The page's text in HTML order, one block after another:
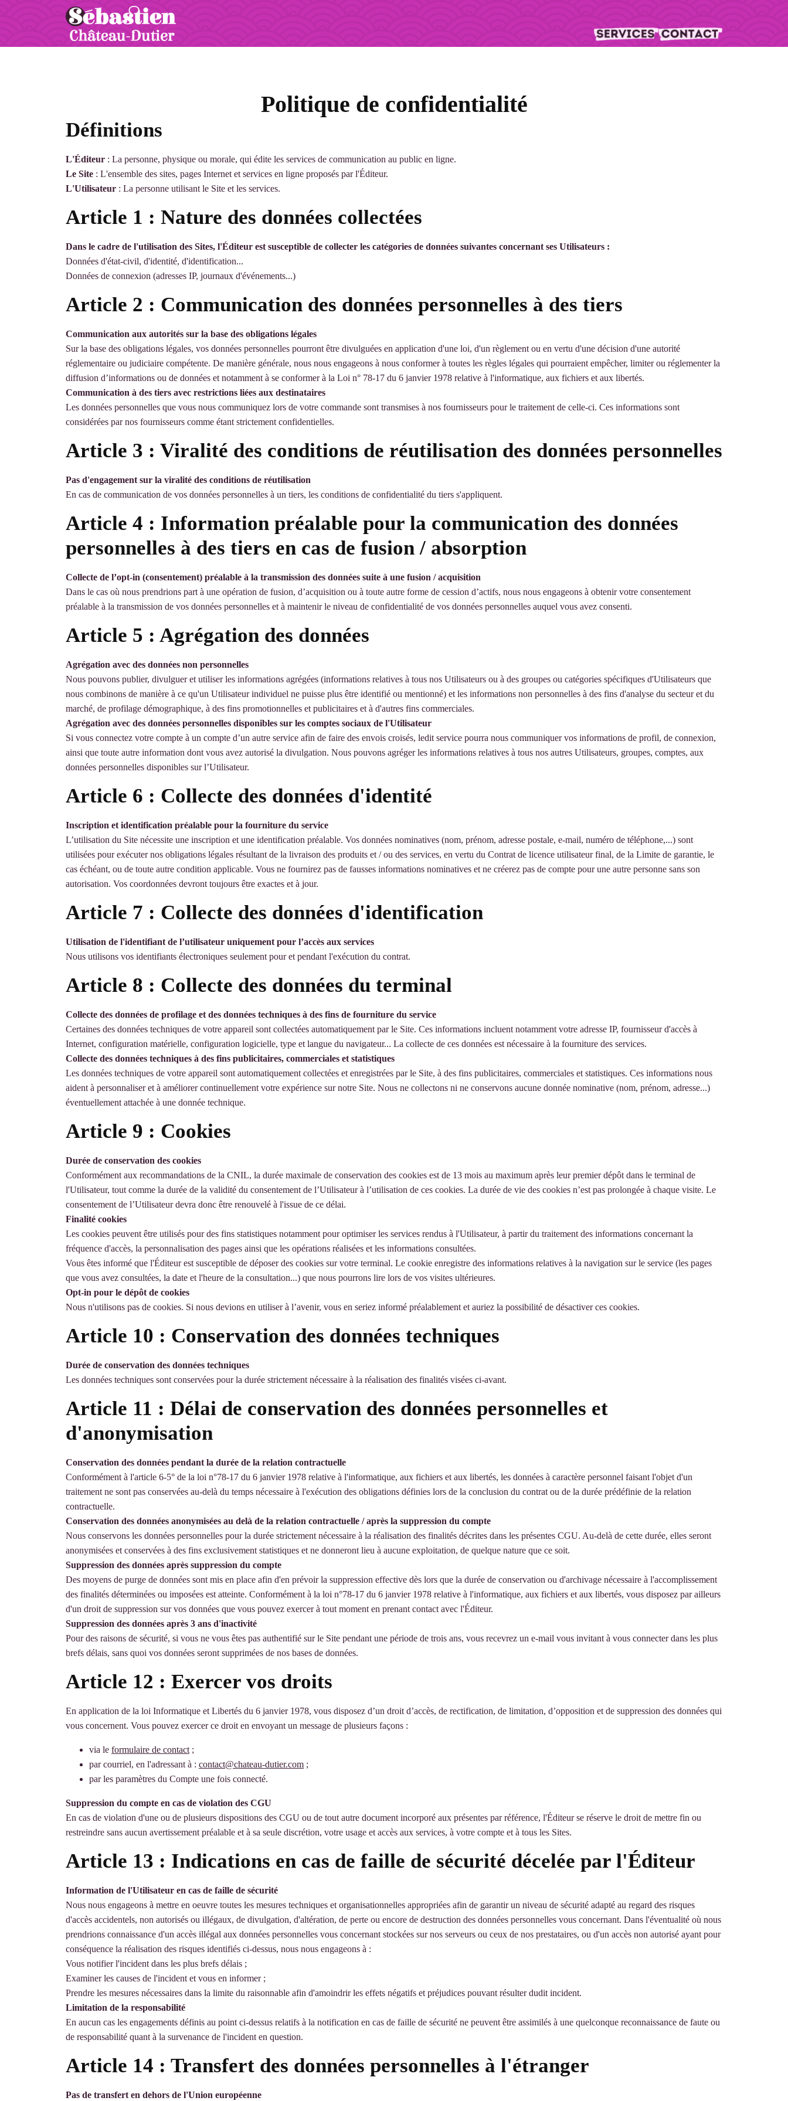
Politique de confidentialité
Définitions
L'Éditeur : La personne, physique ou morale, qui édite les services de communication au public en ligne.
Le Site : L'ensemble des sites, pages Internet et services en ligne proposés par l'Éditeur.
L'Utilisateur : La personne utilisant le Site et les services.
Article 1 : Nature des données collectées
Dans le cadre de l'utilisation des Sites, l'Éditeur est susceptible de collecter les catégories de données suivantes concernant ses Utilisateurs :
Données d'état-civil, d'identité, d'identification...
Données de connexion (adresses IP, journaux d'événements...)
Article 2 : Communication des données personnelles à des tiers
Communication aux autorités sur la base des obligations légales
Sur la base des obligations légales, vos données personnelles pourront être divulguées en application d'une loi, d'un règlement ou en vertu d'une décision d'une autorité
réglementaire ou judiciaire compétente. De manière générale, nous nous engageons à nous conformer à toutes les règles légales qui pourraient empêcher, limiter ou réglementer la
diffusion d’informations ou de données et notamment à se conformer à la Loi n° 78-17 du 6 janvier 1978 relative à l'informatique, aux fichiers et aux libertés.
Communication à des tiers avec restrictions liées aux destinataires
Les données personnelles que vous nous communiquez lors de votre commande sont transmises à nos fournisseurs pour le traitement de celle-ci. Ces informations sont
considérées par nos fournisseurs comme étant strictement confidentielles.
Article 3 : Viralité des conditions de réutilisation des données personnelles
Pas d'engagement sur la viralité des conditions de réutilisation
En cas de communication de vos données personnelles à un tiers, les conditions de confidentialité du tiers s'appliquent.
Article 4 : Information préalable pour la communication des données
personnelles à des tiers en cas de fusion / absorption
Collecte de l’opt-in (consentement) préalable à la transmission des données suite à une fusion / acquisition
Dans le cas où nous prendrions part à une opération de fusion, d’acquisition ou à toute autre forme de cession d’actifs, nous nous engageons à obtenir votre consentement
préalable à la transmission de vos données personnelles et à maintenir le niveau de confidentialité de vos données personnelles auquel vous avez consenti.
Article 5 : Agrégation des données
Agrégation avec des données non personnelles
Nous pouvons publier, divulguer et utiliser les informations agrégées (informations relatives à tous nos Utilisateurs ou à des groupes ou catégories spécifiques d'Utilisateurs que
nous combinons de manière à ce qu'un Utilisateur individuel ne puisse plus être identifié ou mentionné) et les informations non personnelles à des fins d'analyse du secteur et du
marché, de profilage démographique, à des fins promotionnelles et publicitaires et à d'autres fins commerciales.
Agrégation avec des données personnelles disponibles sur les comptes sociaux de l'Utilisateur
Si vous connectez votre compte à un compte d’un autre service afin de faire des envois croisés, ledit service pourra nous communiquer vos informations de profil, de connexion,
ainsi que toute autre information dont vous avez autorisé la divulgation. Nous pouvons agréger les informations relatives à tous nos autres Utilisateurs, groupes, comptes, aux
données personnelles disponibles sur l’Utilisateur.
Article 6 : Collecte des données d'identité
Inscription et identification préalable pour la fourniture du service
L’utilisation du Site nécessite une inscription et une identification préalable. Vos données nominatives (nom, prénom, adresse postale, e-mail, numéro de téléphone,...) sont
utilisées pour exécuter nos obligations légales résultant de la livraison des produits et / ou des services, en vertu du Contrat de licence utilisateur final, de la Limite de garantie, le
cas échéant, ou de toute autre condition applicable. Vous ne fournirez pas de fausses informations nominatives et ne créerez pas de compte pour une autre personne sans son
autorisation. Vos coordonnées devront toujours être exactes et à jour.
Article 7 : Collecte des données d'identification
Utilisation de l'identifiant de l’utilisateur uniquement pour l’accès aux services
Nous utilisons vos identifiants électroniques seulement pour et pendant l'exécution du contrat.
Article 8 : Collecte des données du terminal
Collecte des données de profilage et des données techniques à des fins de fourniture du service
Certaines des données techniques de votre appareil sont collectées automatiquement par le Site. Ces informations incluent notamment votre adresse IP, fournisseur d'accès à
Internet, configuration matérielle, configuration logicielle, type et langue du navigateur... La collecte de ces données est nécessaire à la fourniture des services.
Collecte des données techniques à des fins publicitaires, commerciales et statistiques
Les données techniques de votre appareil sont automatiquement collectées et enregistrées par le Site, à des fins publicitaires, commerciales et statistiques. Ces informations nous
aident à personnaliser et à améliorer continuellement votre expérience sur notre Site. Nous ne collectons ni ne conservons aucune donnée nominative (nom, prénom, adresse...)
éventuellement attachée à une donnée technique.
Article 9 : Cookies
Durée de conservation des cookies
Conformément aux recommandations de la CNIL, la durée maximale de conservation des cookies est de 13 mois au maximum après leur premier dépôt dans le terminal de
l'Utilisateur, tout comme la durée de la validité du consentement de l’Utilisateur à l’utilisation de ces cookies. La durée de vie des cookies n’est pas prolongée à chaque visite. Le
consentement de l’Utilisateur devra donc être renouvelé à l'issue de ce délai.
Finalité cookies
Les cookies peuvent être utilisés pour des fins statistiques notamment pour optimiser les services rendus à l'Utilisateur, à partir du traitement des informations concernant la
fréquence d'accès, la personnalisation des pages ainsi que les opérations réalisées et les informations consultées.
Vous êtes informé que l'Éditeur est susceptible de déposer des cookies sur votre terminal. Le cookie enregistre des informations relatives à la navigation sur le service (les pages
que vous avez consultées, la date et l'heure de la consultation...) que nous pourrons lire lors de vos visites ultérieures.
Opt-in pour le dépôt de cookies
Nous n'utilisons pas de cookies. Si nous devions en utiliser à l’avenir, vous en seriez informé préalablement et auriez la possibilité de désactiver ces cookies.
Article 10 : Conservation des données techniques
Durée de conservation des données techniques
Les données techniques sont conservées pour la durée strictement nécessaire à la réalisation des finalités visées ci-avant.
Article 11 : Délai de conservation des données personnelles et
d'anonymisation
Conservation des données pendant la durée de la relation contractuelle
Conformément à l'article 6-5° de la loi n°78-17 du 6 janvier 1978 relative à l'informatique, aux fichiers et aux libertés, les données à caractère personnel faisant l'objet d'un
traitement ne sont pas conservées au-delà du temps nécessaire à l'exécution des obligations définies lors de la conclusion du contrat ou de la durée prédéfinie de la relation
contractuelle.
Conservation des données anonymisées au delà de la relation contractuelle / après la suppression du compte
Nous conservons les données personnelles pour la durée strictement nécessaire à la réalisation des finalités décrites dans les présentes CGU. Au-delà de cette durée, elles seront
anonymisées et conservées à des fins exclusivement statistiques et ne donneront lieu à aucune exploitation, de quelque nature que ce soit.
Suppression des données après suppression du compte
Des moyens de purge de données sont mis en place afin d'en prévoir la suppression effective dès lors que la durée de conservation ou d'archivage nécessaire à l'accomplissement
des finalités déterminées ou imposées est atteinte. Conformément à la loi n°78-17 du 6 janvier 1978 relative à l'informatique, aux fichiers et aux libertés, vous disposez par ailleurs
d'un droit de suppression sur vos données que vous pouvez exercer à tout moment en prenant contact avec l'Éditeur.
Suppression des données après 3 ans d'inactivité
Pour des raisons de sécurité, si vous ne vous êtes pas authentifié sur le Site pendant une période de trois ans, vous recevrez un e-mail vous invitant à vous connecter dans les plus
brefs délais, sans quoi vos données seront supprimées de nos bases de données.
Article 12 : Exercer vos droits
En application de la loi Informatique et Libertés du 6 janvier 1978, vous disposez d’un droit d’accès, de rectification, de limitation, d’opposition et de suppression des données qui
vous concernent. Vous pouvez exercer ce droit en envoyant un message de plusieurs façons :
via le formulaire de contact ;
par courriel, en l'adressant à : contact@chateau-dutier.com ;
par les paramètres du Compte une fois connecté.
Suppression du compte en cas de violation des CGU
En cas de violation d'une ou de plusieurs dispositions des CGU ou de tout autre document incorporé aux présentes par référence, l'Éditeur se réserve le droit de mettre fin ou
restreindre sans aucun avertissement préalable et à sa seule discrétion, votre usage et accès aux services, à votre compte et à tous les Sites.
Article 13 : Indications en cas de faille de sécurité décelée par l'Éditeur
Information de l'Utilisateur en cas de faille de sécurité
Nous nous engageons à mettre en oeuvre toutes les mesures techniques et organisationnelles appropriées afin de garantir un niveau de sécurité adapté au regard des risques
d'accès accidentels, non autorisés ou illégaux, de divulgation, d'altération, de perte ou encore de destruction des données personnelles vous concernant. Dans l'éventualité où nous
prendrions connaissance d'un accès illégal aux données personnelles vous concernant stockées sur nos serveurs ou ceux de nos prestataires, ou d'un accès non autorisé ayant pour
conséquence la réalisation des risques identifiés ci-dessus, nous nous engageons à :
Vous notifier l'incident dans les plus brefs délais ;
Examiner les causes de l'incident et vous en informer ;
Prendre les mesures nécessaires dans la limite du raisonnable afin d'amoindrir les effets négatifs et préjudices pouvant résulter dudit incident.
Limitation de la responsabilité
En aucun cas les engagements définis au point ci-dessus relatifs à la notification en cas de faille de sécurité ne peuvent être assimilés à une quelconque reconnaissance de faute ou
de responsabilité quant à la survenance de l'incident en question.
Article 14 : Transfert des données personnelles à l'étranger
Pas de transfert en dehors de l'Union européenne